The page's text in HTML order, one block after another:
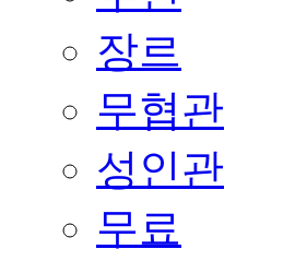
장르
무협관
성인관
무료